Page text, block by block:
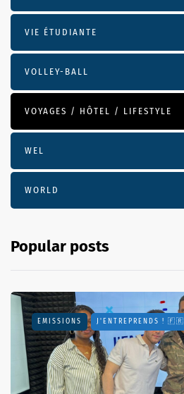
VIE ÉTUDIANTE
VOLLEY-BALL
VOYAGES / HÔTEL / LIFESTYLE
WEL
WORLD
Popular posts
EMISSIONS J'ENTREPRENDS ! 🇫🇷